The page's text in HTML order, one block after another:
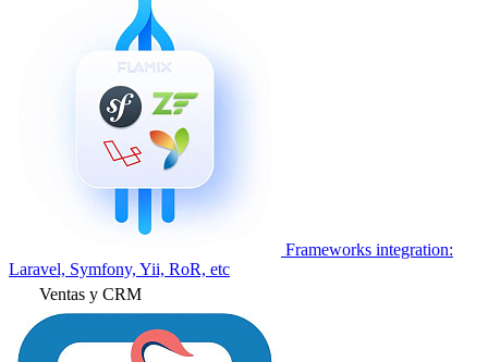
Frameworks integration:
Laravel, Symfony, Yii, RoR, etc
Ventas y CRM